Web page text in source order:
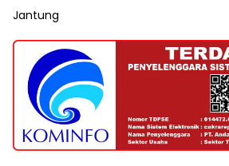
Jantung